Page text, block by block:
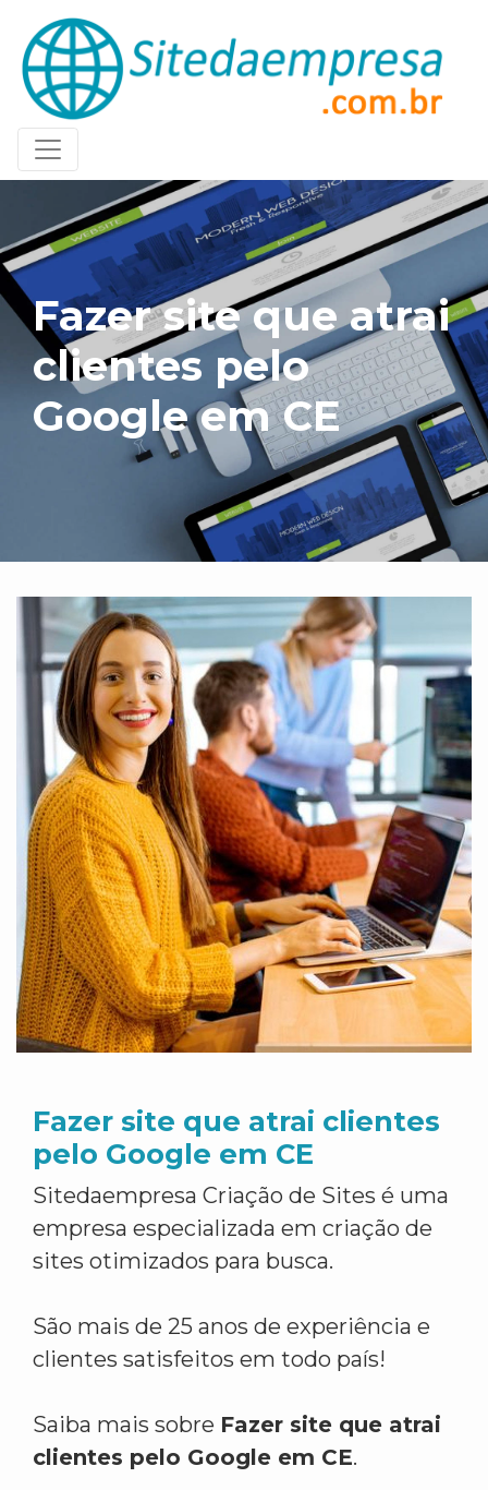
Fazer site que atrai
clientes pelo
Google em CE
Fazer site que atrai clientes
pelo Google em CE
Sitedaempresa Criação de Sites é uma
empresa especializada em criação de
sites otimizados para busca.
São mais de 25 anos de experiência e
clientes satisfeitos em todo país!
Saiba mais sobre Fazer site que atrai
clientes pelo Google em CE.